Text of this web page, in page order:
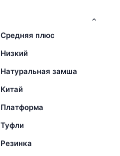
Средняя плюс
Низкий
Натуральная замша
Китай
Платформа
Туфли
Резинка